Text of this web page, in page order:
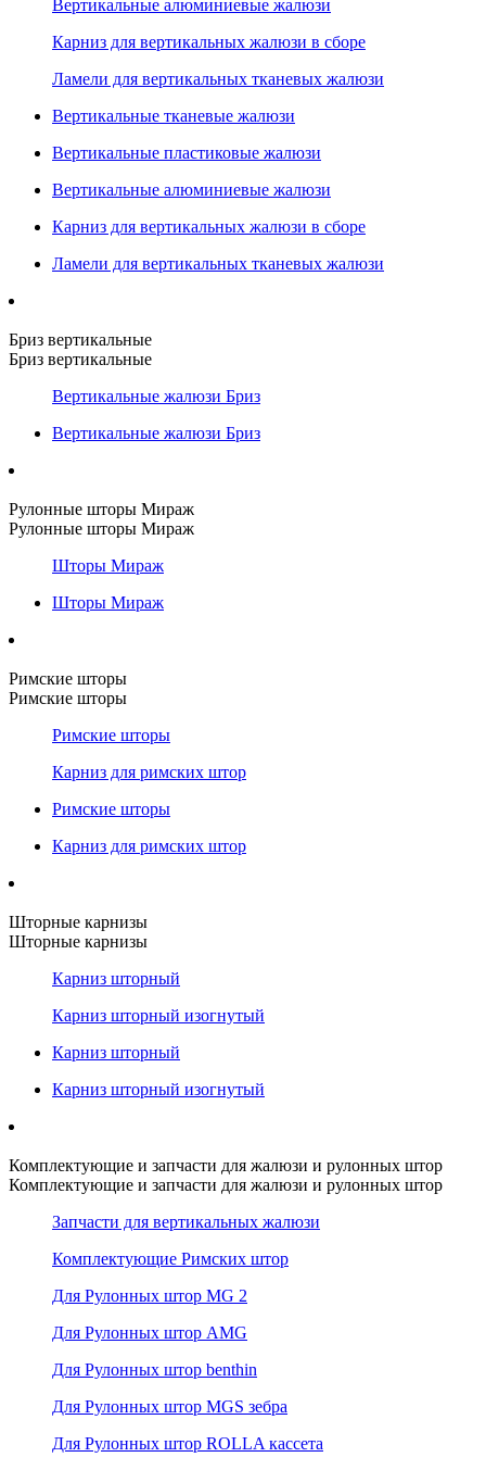
Вертикальные алюминиевые жалюзи
Карниз для вертикальных жалюзи в сборе
Ламели для вертикальных тканевых жалюзи
Вертикальные тканевые жалюзи
Вертикальные пластиковые жалюзи
Вертикальные алюминиевые жалюзи
Карниз для вертикальных жалюзи в сборе
Ламели для вертикальных тканевых жалюзи
Бриз вертикальные
Бриз вертикальные
Вертикальные жалюзи Бриз
Вертикальные жалюзи Бриз
Рулонные шторы Мираж
Рулонные шторы Мираж
Шторы Мираж
Шторы Мираж
Римские шторы
Римские шторы
Римские шторы
Карниз для римских штор
Римские шторы
Карниз для римских штор
Шторные карнизы
Шторные карнизы
Карниз шторный
Карниз шторный изогнутый
Карниз шторный
Карниз шторный изогнутый
Комплектующие и запчасти для жалюзи и рулонных штор
Комплектующие и запчасти для жалюзи и рулонных штор
Запчасти для вертикальных жалюзи
Комплектующие Римских штор
Для Рулонных штор MG 2
Для Рулонных штор AMG
Для Рулонных штор benthin
Для Рулонных штор MGS зебра
Для Рулонных штор ROLLA кассета